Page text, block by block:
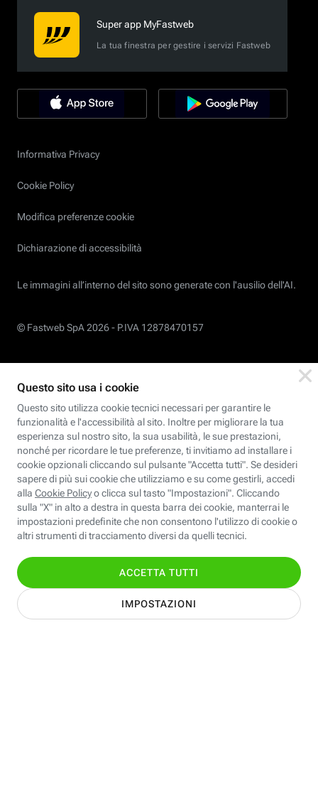
Super app MyFastweb
La tua finestra per gestire i servizi Fastweb
Informativa Privacy
Cookie Policy
Modifica preferenze cookie
Dichiarazione di accessibilità
Le immagini all’interno del sito sono generate con l'ausilio dell'AI.
© Fastweb SpA 2026 - P.IVA 12878470157